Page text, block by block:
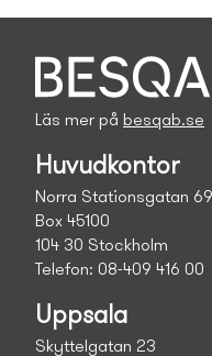
Läs mer på besqab.se
Huvudkontor
Norra Stationsgatan 69
Box 45100
104 30 Stockholm
Telefon: 08-409 416 00
Uppsala
Skyttelgatan 23